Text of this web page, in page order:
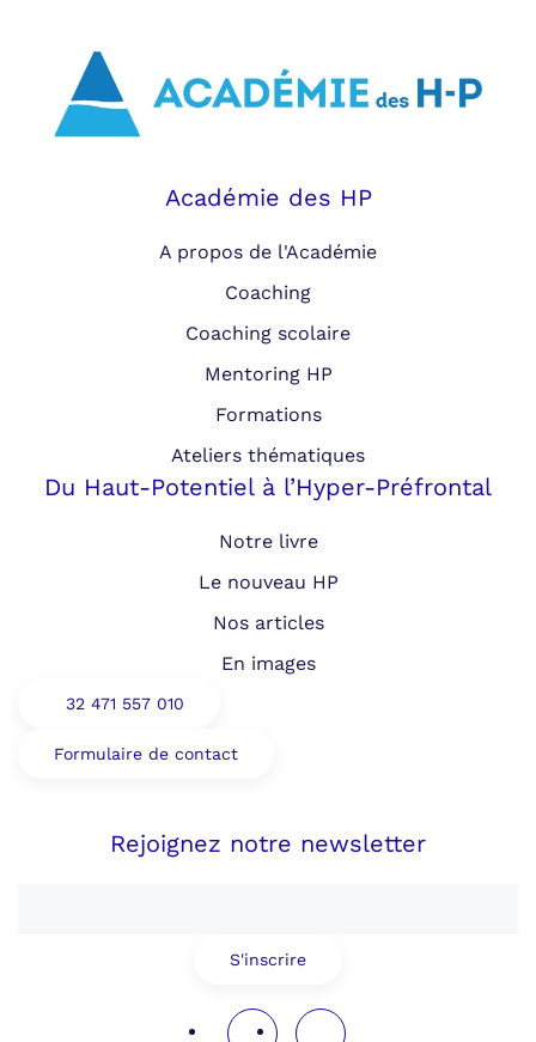
Académie des HP
A propos de l'Académie
Coaching
Coaching scolaire
Mentoring HP
Formations
Ateliers thématiques
Du Haut-Potentiel à l’Hyper-Préfrontal
Notre livre
Le nouveau HP
Nos articles
En images
32 471 557 010
Formulaire de contact
Rejoignez notre newsletter
S'inscrire